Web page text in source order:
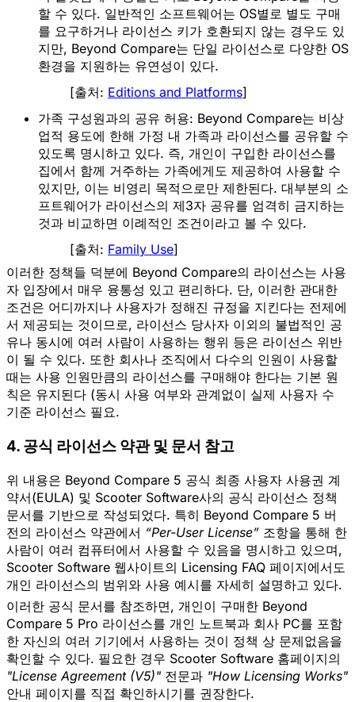
할 수 있다. 일반적인 소프트웨어는 OS별로 별도 구매
를 요구하거나 라이선스 키가 호환되지 않는 경우도 있
지만, Beyond Compare는 단일 라이선스로 다양한 OS
환경을 지원하는 유연성이 있다.
[출처: Editions and Platforms]
가족 구성원과의 공유 허용: Beyond Compare는 비상
업적 용도에 한해 가정 내 가족과 라이선스를 공유할 수
있도록 명시하고 있다. 즉, 개인이 구입한 라이선스를
집에서 함께 거주하는 가족에게도 제공하여 사용할 수
있지만, 이는 비영리 목적으로만 제한된다. 대부분의 소
프트웨어가 라이선스의 제3자 공유를 엄격히 금지하는
것과 비교하면 이례적인 조건이라고 볼 수 있다.
[출처: Family Use]
이러한 정책들 덕분에 Beyond Compare의 라이선스는 사용
자 입장에서 매우 융통성 있고 편리하다. 단, 이러한 관대한
조건은 어디까지나 사용자가 정해진 규정을 지킨다는 전제에
서 제공되는 것이므로, 라이선스 당사자 이외의 불법적인 공
유나 동시에 여러 사람이 사용하는 행위 등은 라이선스 위반
이 될 수 있다. 또한 회사나 조직에서 다수의 인원이 사용할
때는 사용 인원만큼의 라이선스를 구매해야 한다는 기본 원
칙은 유지된다 (동시 사용 여부와 관계없이 실제 사용자 수
기준 라이선스 필요.
4. 공식 라이선스 약관 및 문서 참고
위 내용은 Beyond Compare 5 공식 최종 사용자 사용권 계
약서(EULA) 및 Scooter Software사의 공식 라이선스 정책
문서를 기반으로 작성되었다. 특히 Beyond Compare 5 버
전의 라이선스 약관에서 “Per-User License” 조항을 통해 한
사람이 여러 컴퓨터에서 사용할 수 있음을 명시하고 있으며,
Scooter Software 웹사이트의 Licensing FAQ 페이지에서도
개인 라이선스의 범위와 사용 예시를 자세히 설명하고 있다.
이러한 공식 문서를 참조하면, 개인이 구매한 Beyond
Compare 5 Pro 라이선스를 개인 노트북과 회사 PC를 포함
한 자신의 여러 기기에서 사용하는 것이 정책 상 문제없음을
확인할 수 있다. 필요한 경우 Scooter Software 홈페이지의
"License Agreement (V5)" 전문과 "How Licensing Works"
안내 페이지를 직접 확인하시기를 권장한다.